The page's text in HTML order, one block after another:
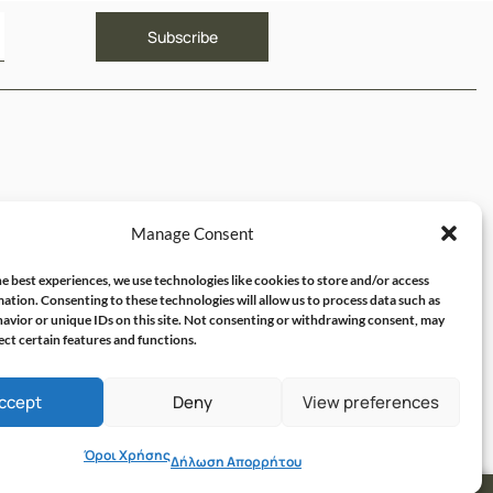
Manage Consent
best experiences, we use technologies like cookies to store and/or access
Consenting to these technologies will allow us to process data such as
or unique IDs on this site. Not consenting or withdrawing consent, may
certain features and functions.
Deny View preferences
Όροι ΧρήσηςΔήλωση Απορρήτου
μου